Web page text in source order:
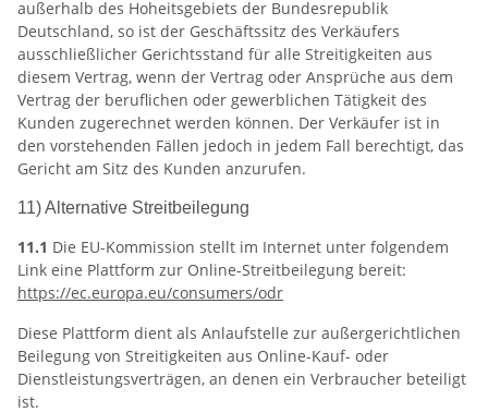
außerhalb des Hoheitsgebiets der Bundesrepublik
Deutschland, so ist der Geschäftssitz des Verkäufers
ausschließlicher Gerichtsstand für alle Streitigkeiten aus
diesem Vertrag, wenn der Vertrag oder Ansprüche aus dem
Vertrag der beruflichen oder gewerblichen Tätigkeit des
Kunden zugerechnet werden können. Der Verkäufer ist in
den vorstehenden Fällen jedoch in jedem Fall berechtigt, das
Gericht am Sitz des Kunden anzurufen.
11) Alternative Streitbeilegung
11.1 Die EU-Kommission stellt im Internet unter folgendem
Link eine Plattform zur Online-Streitbeilegung bereit:
https://ec.europa.eu/consumers/odr
Diese Plattform dient als Anlaufstelle zur außergerichtlichen
Beilegung von Streitigkeiten aus Online-Kauf- oder
Dienstleistungsverträgen, an denen ein Verbraucher beteiligt
ist.